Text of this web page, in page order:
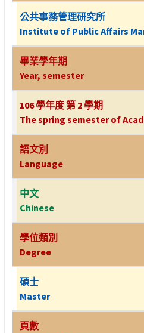
公共事務管理研究所
Institute of Public Affairs
畢業學年期
Year, semester
106 學年度 第 2 學期
The spring semester of
語文別
Language
中文
Chinese
學位類別
Degree
碩士
Master
頁數